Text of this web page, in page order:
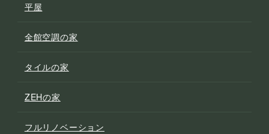
平屋
全館空調の家
タイルの家
ZEHの家
フルリノベーション